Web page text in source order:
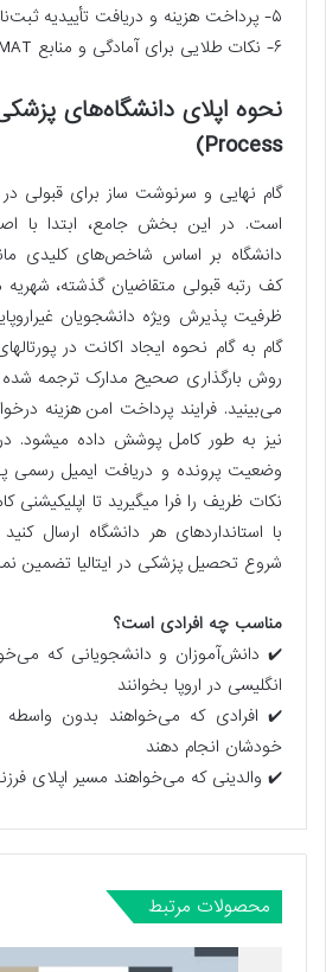
۵- پرداخت هزینه و دریافت تأییدیه ثبت‌نام
۶- نکات طلایی برای آمادگی و منابع IMAT
Process)
گام نهایی و سرنوشت ساز برای قبولی
است. در این بخش جامع، ابتدا با
دانشگاه بر اساس شاخص‌های کلیدی
کف رتبه قبولی متقاضیان گذشته، شهریه
ظرفیت پذیرش ویژه دانشجویان
گام به گام نحوه ایجاد اکانت در
روش بارگذاری صحیح مدارک ترجمه شده
نیز به طور کامل پوشش داده میشود. در
وضعیت پرونده و دریافت ایمیل رسمی
نکات ظریف را فرا میگیرید تا
با استانداردهای هر دانشگاه ارسال
شروع تحصیل پزشکی در ایتالیا تضمین
مناسب چه افرادی است؟
✔️ دانش‌آموزان و دانشجویانی که
انگلیسی در اروپا بخوانند
✔️ افرادی که می‌خواهند بدون واسطه
خودشان انجام دهند
✔️ والدینی که می‌خواهند مسیر اپلای
محصولات مرتبط